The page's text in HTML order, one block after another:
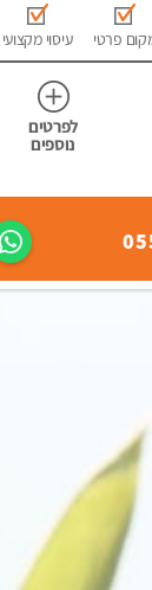
פרטי עיסוי מקצועי
לפרטים
נוספים